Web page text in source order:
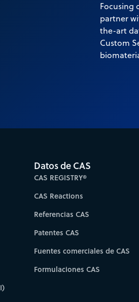
Focusing
partner
the-art
Custom
Datos de CAS
CAS REGISTRY®
CAS Reactions
Referencias CAS
Patentes CAS
Fuentes comerciales de CAS
Formulaciones CAS